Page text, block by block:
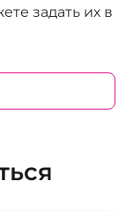
задать их в